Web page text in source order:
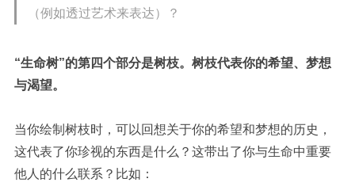
（例如透过艺术来表达）？
“生命树”的第四个部分是树枝。 树枝代表你的希望、梦想
与渴望。
当你绘制树枝时，可以回想关于你的希望和梦想的历史，
这代表了你珍视的东西是什么？这带出了你与生命中重要
他人的什么联系？比如：